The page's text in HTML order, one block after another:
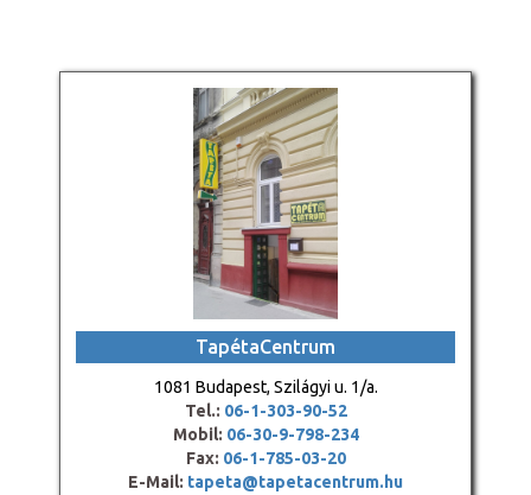
TapétaCentrum
1081 Budapest, Szilágyi u. 1/a.
Tel.: 06-1-303-90-52
Mobil: 06-30-9-798-234
Fax: 06-1-785-03-20
E-Mail: tapeta@tapetacentrum.hu